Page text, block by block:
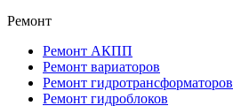
Ремонт
Ремонт АКПП
Ремонт вариаторов
Ремонт гидротрансформаторов
Ремонт гидроблоков